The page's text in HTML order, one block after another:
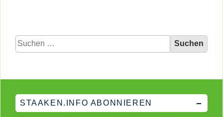
Suchen
nach:
STAAKEN.INFO ABONNIEREN